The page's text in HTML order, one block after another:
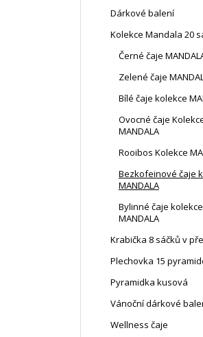
Dárkové balení
Kolekce Mandala 20
Černé čaje
Zelené čaje
Bílé čaje kolekce
Ovocné čaje
MANDALA
Rooibos Kolekce
Bezkofeinové čaje
MANDALA
Bylinné čaje kolekce
MANDALA
Krabička 8 sáčků v
Plechovka 15
Pyramidka kusová
Vánoční dárkové
Wellness čaje